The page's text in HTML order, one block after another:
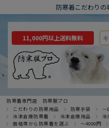
防寒着こだわり
11,000円以上送料無料
防寒着専門店 防寒服プロ
こだわりの防寒用品
防寒手袋 －
冷凍倉庫防寒着
冷凍倉庫用品
冷
価格帯から防寒着を選ぶ
～4999円